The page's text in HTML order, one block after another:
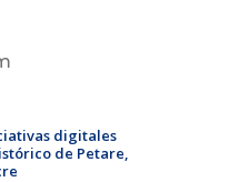
digitales
de Petare,